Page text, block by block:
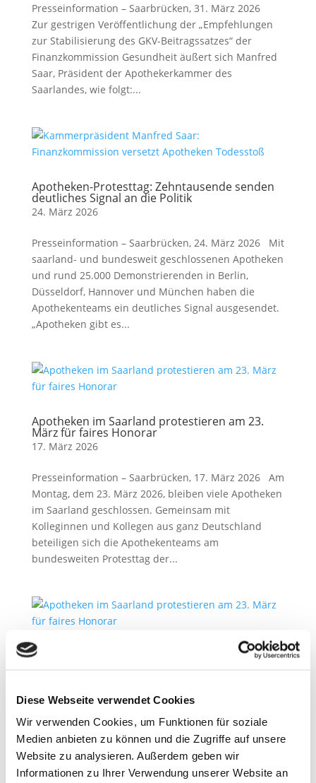
Diese Webseite verwendet Cookies
Wir verwenden Cookies, um Funktionen für soziale
Medien anbieten zu können und die Zugriffe auf unsere
Website zu analysieren. Außerdem geben wir
Informationen zu Ihrer Verwendung unserer Website an
Presseinformation – Saarbrücken, 31. März 2026
Zur gestrigen Veröffentlichung der „Empfehlungen
zur Stabilisierung des GKV-Beitragssatzes“ der
Finanzkommission Gesundheit äußert sich Manfred
Saar, Präsident der Apothekerkammer des
Saarlandes, wie folgt:...
Apotheken-Protesttag: Zehntausende senden
deutliches Signal an die Politik
24. März 2026
Presseinformation – Saarbrücken, 24. März 2026 Mit
saarland- und bundesweit geschlossenen Apotheken
und rund 25.000 Demonstrierenden in Berlin,
Düsseldorf, Hannover und München haben die
Apothekenteams ein deutliches Signal ausgesendet.
„Apotheken gibt es...
Apotheken im Saarland protestieren am 23.
März für faires Honorar
17. März 2026
Presseinformation – Saarbrücken, 17. März 2026 Am
Montag, dem 23. März 2026, bleiben viele Apotheken
im Saarland geschlossen. Gemeinsam mit
Kolleginnen und Kollegen aus ganz Deutschland
beteiligen sich die Apothekenteams am
bundesweiten Protesttag der...
Apotheken beschließen bundesweite Proteste
Presseinformation – Saarbrücken, 02. März 2026 Die
Apothekerschaft kündigt weitere bundesweite
Protestmaßnahmen an, um für eine
Honorarerhöhung zu kämpfen. Konkret hat die
Mitgliederversammlung der ABDA –